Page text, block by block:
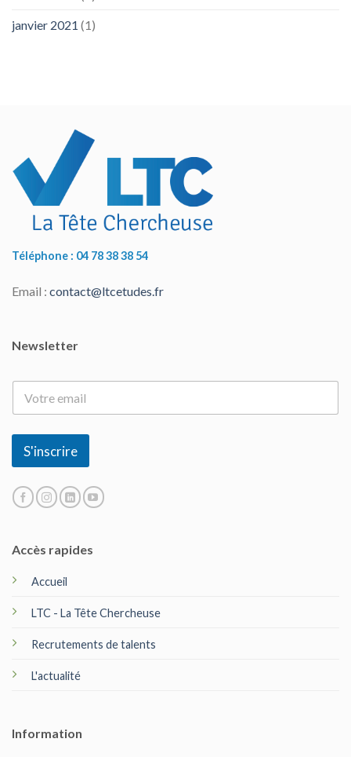
janvier 2021 (1)
Téléphone : 04 78 38 38 54
Email : contact@ltcetudes.fr
Accès rapides
Accueil
LTC - La Tête Chercheuse
Recrutements de talents
L'actualité
Information
Newsletter
E
m
a
l
S'inscrire